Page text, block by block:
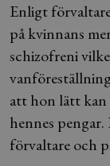
Enligt
på kvinnans
schizofreni
att hon lätt
hennes
förvaltare och